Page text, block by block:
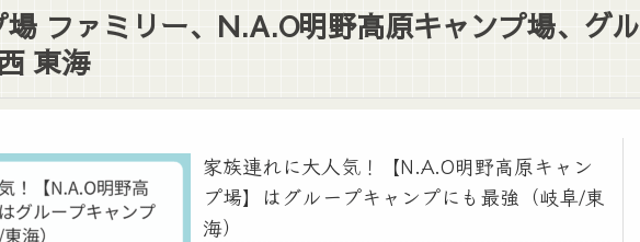
ファミリー、N.A.O明野高原キャンプ場、グル
東海
家族連れに大人気！【N.A.O明野高原キャン
プ場】はグループキャンプにも最強（岐阜/東
海）